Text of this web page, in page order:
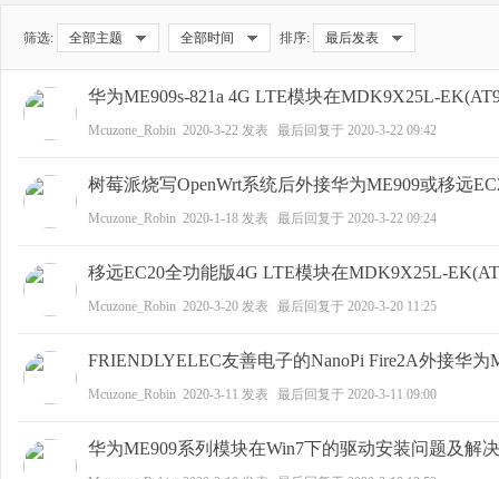
筛选: 全部主题 全部时间 排序: 最后发表
华为ME909s-821a 4G LTE模块在MDK9X25L-
Mcuzone_Robin 2020-3-22 发表 最后回复于 2020-3-22 09:42
树莓派烧写OpenWrt系统后外接华为ME909或移远
Mcuzone_Robin 2020-1-18 发表 最后回复于 2020-3-22 09:24
移远EC20全功能版4G LTE模块在MDK9X25L-
Mcuzone_Robin 2020-3-20 发表 最后回复于 2020-3-20 11:25
FRIENDLYELEC友善电子的NanoPi Fire2A外接华为
Mcuzone_Robin 2020-3-11 发表 最后回复于 2020-3-11 09:00
华为ME909系列模块在Win7下的驱动安装问题及解